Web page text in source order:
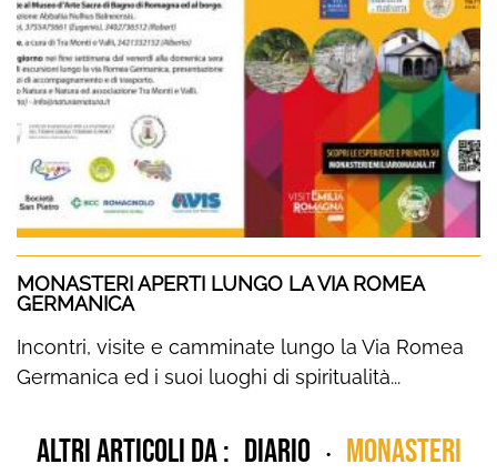
MONASTERI APERTI LUNGO LA VIA ROMEA
GERMANICA
Incontri, visite e camminate lungo la Via Romea
Germanica ed i suoi luoghi di spiritualità...
Altri articoli da : diario •
Monasteri